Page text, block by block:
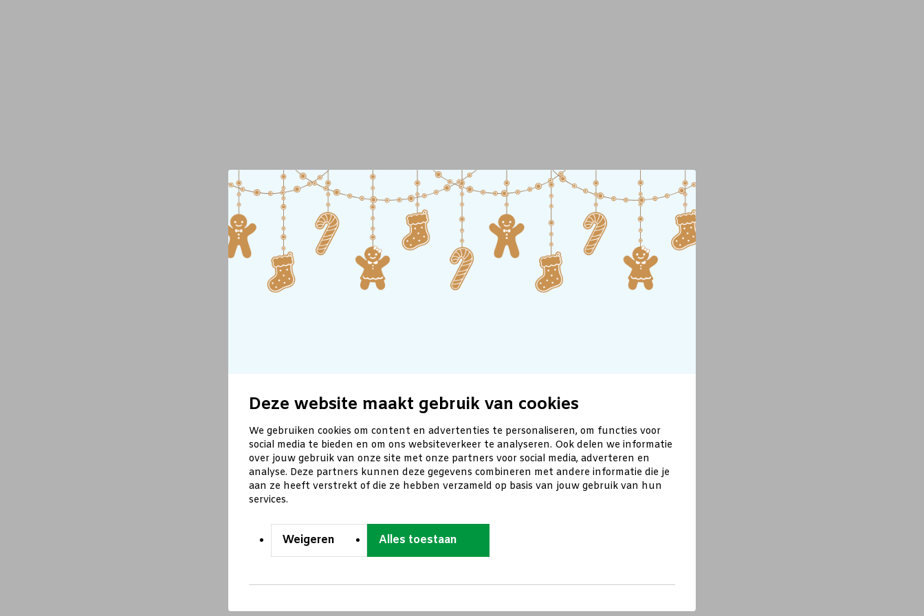
Deze website maakt gebruik van cookies
We gebruiken cookies om content en advertenties te personaliseren, om functies voor
social media te bieden en om ons websiteverkeer te analyseren. Ook delen we informatie
over jouw gebruik van onze site met onze partners voor social media, adverteren en
analyse. Deze partners kunnen deze gegevens combineren met andere informatie die je
aan ze heeft verstrekt of die ze hebben verzameld op basis van jouw gebruik van hun
services.
Weigeren Alles toestaan